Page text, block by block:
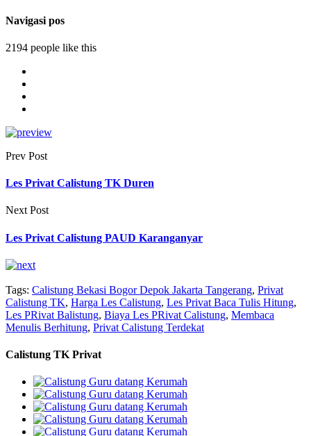
Navigasi pos
2194 people like this
Prev Post
Les Privat Calistung TK Duren
Next Post
Les Privat Calistung PAUD Karanganyar
Tags: Calistung Bekasi Bogor Depok Jakarta Tangerang, Privat
Calistung TK, Harga Les Calistung, Les Privat Baca Tulis Hitung,
Les PRivat Balistung, Biaya Les PRivat Calistung, Membaca
Menulis Berhitung, Privat Calistung Terdekat
Calistung TK Privat